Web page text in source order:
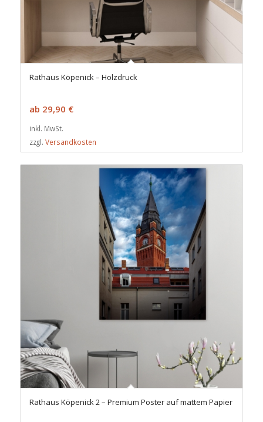
Rathaus Köpenick – Holzdruck
ab 29,90 €
inkl. MwSt.
zzgl. Versandkosten
Rathaus Köpenick 2 – Premium Poster auf mattem Papier